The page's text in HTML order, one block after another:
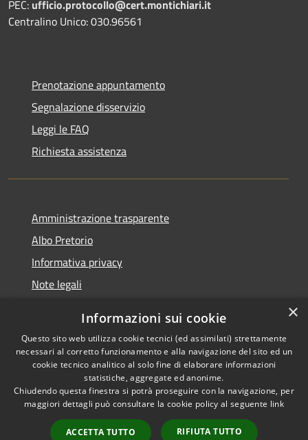
PEC: ufficio.protocollo@cert.montichiari.it
Centralino Unico: 030.96561
Prenotazione appuntamento
Segnalazione disservizio
Leggi le FAQ
Richiesta assistenza
Amministrazione trasparente
Albo Pretorio
Informativa privacy
Note legali
Whisteblowing
RSS
Accessibilità
Copyright © 2026 • Comune di
Municipium•
Accesso
×
Informazioni sui cookie
Questo sito web utilizza cookie tecnici (ed assimilati) strettamente
necessari al corretto funzionamento e alla navigazione del sito ed un
cookie tecnico analitico al solo fine di elaborare informazioni
statistiche, aggregate ed anonime.
Chiudendo questa finestra si potrà proseguire con la navigazione, per
maggiori dettagli può consultare la cookie policy al seguente link
ACCETTA TUTTO RIFIUTA TUTTO